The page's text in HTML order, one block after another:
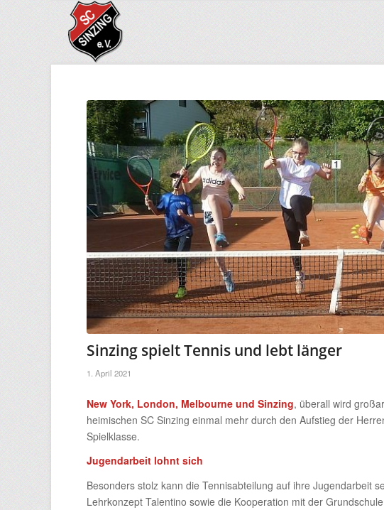
Sinzing spielt Tennis und lebt länger
1. April 2021
New York, London, Melbourne und Sinzing, überall wird
heimischen SC Sinzing einmal mehr durch den Aufstieg der
Spielklasse.
Jugendarbeit lohnt sich
Besonders stolz kann die Tennisabteilung auf ihre Jugendarbeit
Lehrkonzept Talentino sowie die Kooperation mit der